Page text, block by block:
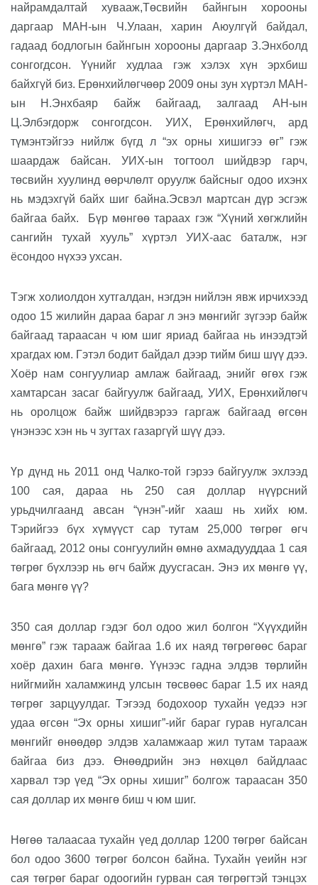
найрамдалтай хувааж,Төсвийн байнгын хорооны
даргаар МАН-ын Ч.Улаан, харин Аюулгүй байдал,
гадаад бодлогын байнгын хорооны даргаар З.Энхболд
сонгогдсон.Үүнийг худлаа гэж хэлэх хүн эрхбиш
байхгүй биз. Ерөнхийлөгчөөр 2009 оны зун хүртэл МАН-
ын Н.Энхбаяр байж байгаад, залгаад АН-ын
Ц.Элбэгдорж сонгогдсон. УИХ, Ерөнхийлөгч, ард
түмэнтэйгээ нийлж бүгд л “эх орны хишигээ өг” гэж
шаардаж байсан. УИХ-ын тогтоол шийдвэр гарч,
төсвийн хуулинд өөрчлөлт оруулж байсныг одоо ихэнх
нь мэдэхгүй байх шиг байна.Эсвэл мартсан дүр эсгэж
байгаа байх.
Бүр мөнгөө тараах гэж “Хүний хөгжлийн
сангийн тухай хууль” хүртэл УИХ-аас баталж, нэг
ёсондоо нүхээ ухсан.
Тэгж холиолдон хутгалдан, нэгдэн нийлэн явж ирчихээд
одоо 15 жилийн дараа бараг л энэ мөнгийг зүгээр байж
байгаад тараасан ч юм шиг яриад байгаа нь инээдтэй
храгдах юм. Гэтэл бодит байдал дээр тийм биш шүү дээ.
Хоёр нам сонгуулиар амлаж байгаад, энийг өгөх гэж
хамтарсан засаг байгуулж байгаад, УИХ, Ерөнхийлөгч
нь оролцож байж шийдвэрээ гаргаж байгаад өгсөн
үнэнээс хэн нь ч зугтах газаргүй шүү дээ.
Үр дүнд нь 2011 онд Чалко-той гэрээ байгуулж эхлээд
100 сая, дараа нь 250 сая доллар нүүрсний
урьдчилгаанд авсан “үнэн”-ийг хааш нь хийх юм.
Тэрийгээ бүх хүмүүст сар тутам 25,000 төгрөг өгч
байгаад, 2012 оны сонгуулийн өмнө ахмадууддаа 1 сая
төгрөг бүхлээр нь өгчбайждуусгасан. Энэ их мөнгө үү,
бага мөнгө үү?
350 сая доллар гэдэг болодоо жил болгон “Хүүхдийн
мөнгө” гэж тарааж байгаа 1.6 их наяд төгрөгөөс бараг
хоёр дахин бага мөнгө. Үүнээс гадна элдэв төрлийн
нийгмийн халамжинд улсын төсвөөс бараг 1.5 их наяд
төгрөг зарцуулдаг. Тэгээд бодохоор тухайн үедээ нэг
удаа өгсөн“Эх орны хишиг”-ийг бараг гурав нугалсан
мөнгийг өнөөдөр элдэв халамжаар жил тутам тарааж
байгаа биз дээ.Өнөөдрийн энэ нөхцөл байдлаас
харвал тэр үед “Эх орны хишиг”болгож тараасан 350
сая доллар их мөнгө биш ч юм шиг.
Нөгөө талаасаа тухайн үед доллар 1200 төгрөг байсан
бол одоо 3600 төгрөг болсон байна. Тухайн үеийн нэг
сая төгрөг бараг одоогийн гурван сая төгрөгтэй тэнцэх